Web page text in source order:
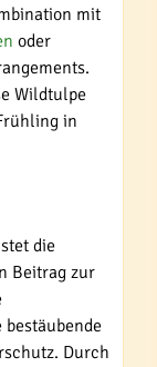
mit
oder
Wildtulpe
in
die
Beitrag zur
Durch